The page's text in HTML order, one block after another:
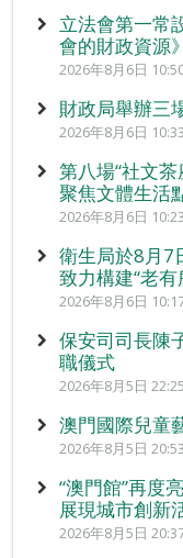
立法會第一常
會的財政資源
2026年8月6日
財政局舉辦三
2026年8月6日 10:33
第八場“社文
聚焦文體生活
2026年8月6日 10:23
衛生局於8月7
致力構建“老
2026年8月6日
保安司司長陳
職儀式
2026年8月5日 22:25
澳門國際兒童
2026年8月5日 20:53
“澳門館”再度
展現城市創新
2026年8月5日